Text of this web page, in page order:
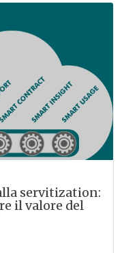
servitization:
il valore del